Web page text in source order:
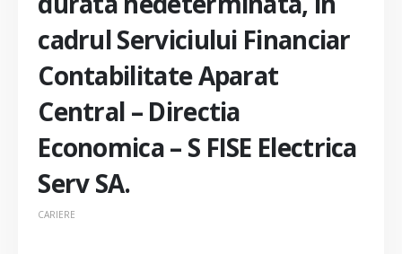
cadrul Serviciului Financiar
Contabilitate Aparat
Central – Directia
Economica – S FISE Electrica
Serv SA.
CARIERE